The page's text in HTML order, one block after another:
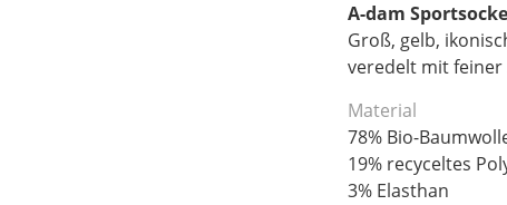
A-dam
Groß, gelb,
veredelt mit feiner
Material
78% Bio-
19% recyceltes
3% Elasthan